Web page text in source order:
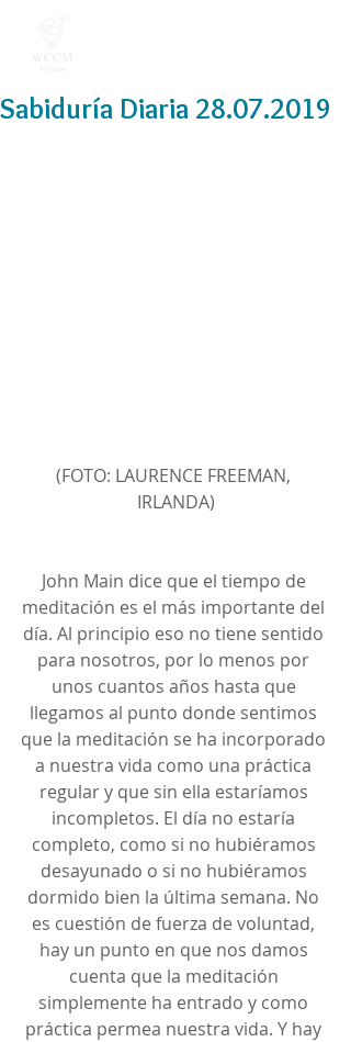
Sabiduría Diaria 28.07.2019
(FOTO: LAURENCE FREEMAN,
IRLANDA)
John Main dice que el tiempo de
meditación es el más importante del
día. Al principio eso no tiene sentido
para nosotros, por lo menos por
unos cuantos años hasta que
llegamos al punto donde sentimos
que la meditación se ha incorporado
a nuestra vida como una práctica
regular y que sin ella estaríamos
incompletos. El día no estaría
completo, como si no hubiéramos
desayunado o si no hubiéramos
dormido bien la última semana. No
es cuestión de fuerza de voluntad,
hay un punto en que nos damos
cuenta que la meditación
simplemente ha entrado y como
práctica permea nuestra vida. Y hay